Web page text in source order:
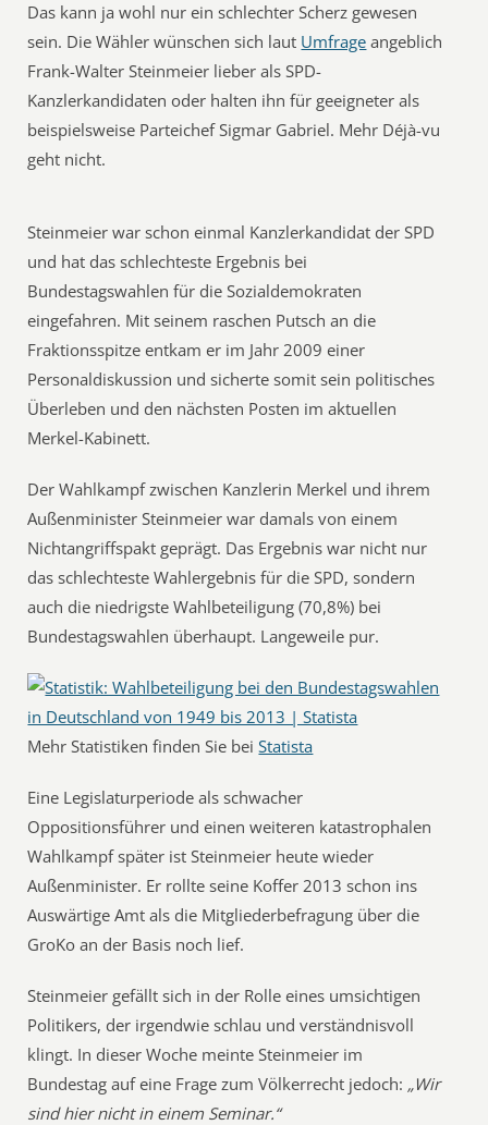
Das kann ja wohl nur ein schlechter Scherz gewesen
sein. Die Wähler wünschen sich laut Umfrage angeblich
Frank-Walter Steinmeier lieber als SPD-
Kanzlerkandidaten oder halten ihn für geeigneter als
beispielsweise Parteichef Sigmar Gabriel. Mehr Déjà-vu
geht nicht.
Steinmeier war schon einmal Kanzlerkandidat der SPD
und hat das schlechteste Ergebnis bei
Bundestagswahlen für die Sozialdemokraten
eingefahren. Mit seinem raschen Putsch an die
Fraktionsspitze entkam er im Jahr 2009 einer
Personaldiskussion und sicherte somit sein politisches
Überleben und den nächsten Posten im aktuellen
Merkel-Kabinett.
Der Wahlkampf zwischen Kanzlerin Merkel und ihrem
Außenminister Steinmeier war damals von einem
Nichtangriffspakt geprägt. Das Ergebnis war nicht nur
das schlechteste Wahlergebnis für die SPD, sondern
auch die niedrigste Wahlbeteiligung (70,8%) bei
Bundestagswahlen überhaupt. Langeweile pur.
Mehr Statistiken finden Sie beiStatista
Eine Legislaturperiode als schwacher
Oppositionsführer und einen weiteren katastrophalen
Wahlkampf später ist Steinmeier heute wieder
Außenminister. Er rollte seine Koffer 2013 schon ins
Auswärtige Amt als die Mitgliederbefragung über die
GroKo an der Basis noch lief.
Steinmeier gefällt sich in der Rolle eines umsichtigen
Politikers, der irgendwie schlau und verständnisvoll
klingt. In dieser Woche meinte Steinmeier im
Bundestag auf eine Frage zum Völkerrecht jedoch: „Wir
sind hier nicht in einem Seminar.“